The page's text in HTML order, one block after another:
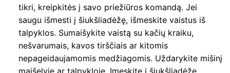
tikri, kreipkitės į savo priežiūros komandą. Jei
saugu išmesti į šiukšliadėžę, išmeskite vaistus iš
talpyklos. Sumaišykite vaistą su kačių kraiku,
nešvarumais, kavos tirščiais ar kitomis
nepageidaujamomis medžiagomis. Uždarykite mišinį
maišelyje ar talpykloje. Įmeskite į šiukšliadėžę.